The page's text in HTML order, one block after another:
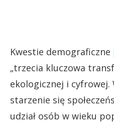
Kwestie demograficzne
„trzecia kluczowa
ekologicznej i cyfrowej.
starzenie się
udział osób w wieku